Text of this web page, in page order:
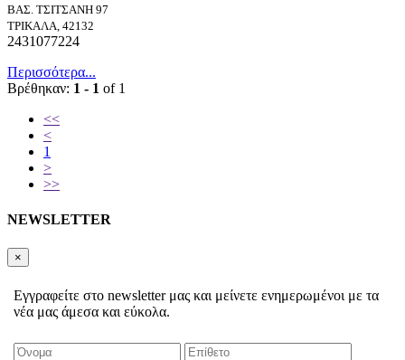
ΒΑΣ. ΤΣΙΤΣΑΝΗ 97
ΤΡΙΚΑΛΑ, 42132
2431077224
Περισσότερα...
Βρέθηκαν: 1 - 1 of 1
<<
<
1
>
>>
NEWSLETTER
×
Εγγραφείτε στο newsletter μας και μείνετε ενημερωμένοι με τα
νέα μας άμεσα και εύκολα.